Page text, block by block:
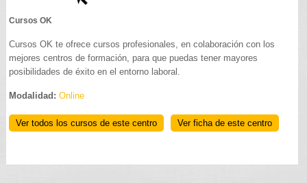
Cursos OK
Cursos OK te ofrece cursos profesionales, en colaboración con los
mejores centros de formación, para que puedas tener mayores
posibilidades de éxito en el entorno laboral.
Modalidad:Online
Ver todos los cursos de este centro Ver ficha de este centro